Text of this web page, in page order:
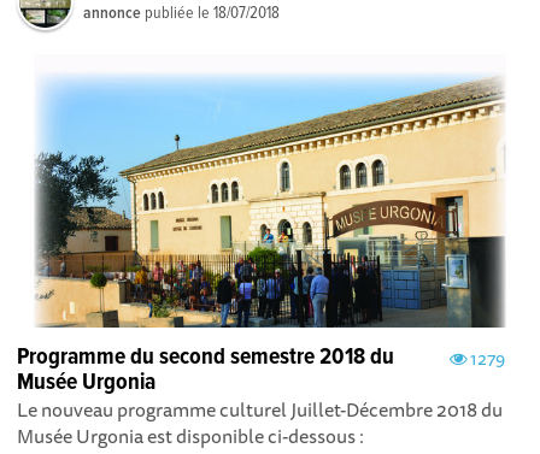
annonce publiée le18/07/2018
1279
Programme du second semestre 2018 du
Musée Urgonia
Le nouveau programme culturel Juillet-Décembre 2018 du
Musée Urgonia est disponible ci-dessous :